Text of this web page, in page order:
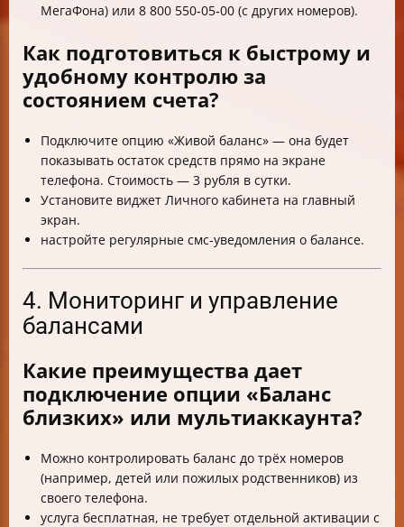
МегаФона) или 8 800 550‑05‑00 (с других номеров).
Как подготовиться к быстрому и
удобному контролю за
состоянием счета?
Подключите опцию «Живой баланс» — она будет
показывать остаток средств прямо на экране
телефона. Стоимость — 3 рубля в сутки.
Установите виджет Личного кабинета на главный
экран.
настройте регулярные смс-уведомления о балансе.
4. Мониторинг и управление
балансами
Какие преимущества дает
подключение опции «Баланс
близких» или мультиаккаунта?
Можно контролировать баланс до трёх номеров
(например, детей или пожилых родственников) из
своего телефона.
услуга бесплатная, не требует отдельной активации с